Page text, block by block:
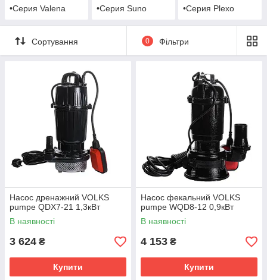
•Серия Valena •Серия Suno •Серия Plexo
Сортування 0 Фільтри
Насос дренажний VOLKS
pumpe QDX7-21 1,3кВт
В наявності
3 624 ₴
Купити
Насос фекальний VOLKS
pumpe WQD8-12 0,9кВт
В наявності
4 153 ₴
Купити